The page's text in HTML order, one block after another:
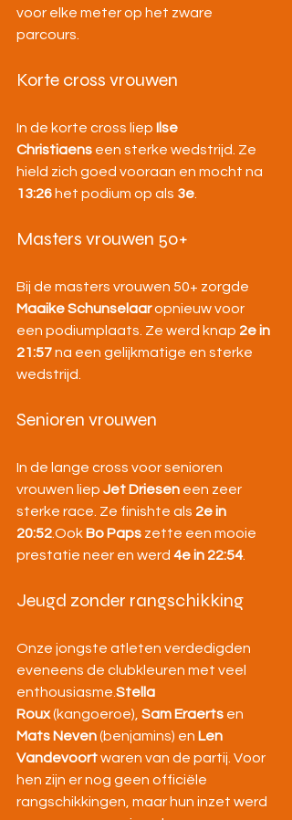
voor elke meter op het zware
parcours.
Korte cross vrouwen
In de korte cross liep Ilse
Christiaens een sterke wedstrijd. Ze
hield zich goed vooraan en mocht na
13:26 het podium op als 3e.
Masters vrouwen 50+
Bij de masters vrouwen 50+ zorgde
Maaike Schunselaar opnieuw voor
een podiumplaats. Ze werd knap 2e in
21:57 na een gelijkmatige en sterke
wedstrijd.
Senioren vrouwen
In de lange cross voor senioren
vrouwen liep Jet Driesen een zeer
sterke race. Ze finishte als 2e in
20:52.Ook Bo Paps zette een mooie
prestatie neer en werd 4e in 22:54.
Jeugd zonder rangschikking
Onze jongste atleten verdedigden
eveneens de clubkleuren met veel
enthousiasme.Stella
Roux (kangoeroe), Sam Eraerts en
Mats Neven (benjamins) en Len
Vandevoort waren van de partij. Voor
hen zijn er nog geen officiële
rangschikkingen, maar hun inzet werd